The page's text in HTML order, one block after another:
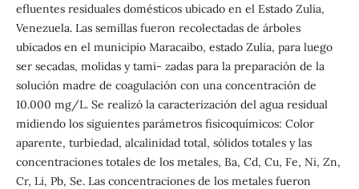
efluentes residuales domésticos ubicado en el Estado Zulia,
Venezuela. Las semillas fueron recolectadas de árboles
ubicados en el municipio Maracaibo, estado Zulia, para luego
ser secadas, molidas y tami- zadas para la preparación de la
solución madre de coagulación con una concentración de
10.000 mg/L. Se realizó la caracterización del agua residual
midiendo los siguientes parámetros fisicoquímicos: Color
aparente, turbiedad, alcalinidad total, sólidos totales y las
concentraciones totales de los metales, Ba, Cd, Cu, Fe, Ni, Zn,
Cr, Li, Pb, Se. Las concentraciones de los metales fueron